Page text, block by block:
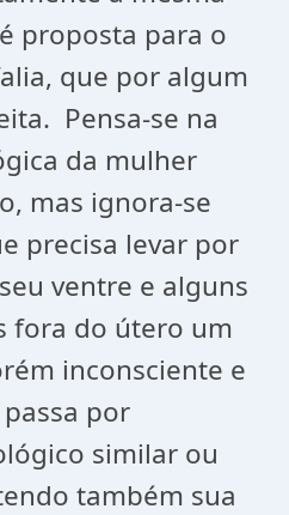
proposta para o
que por algum
Pensa-se na
da mulher
mas ignora-se
precisa levar por
ventre e alguns
fora do útero um
inconsciente e
por
similar ou
também sua